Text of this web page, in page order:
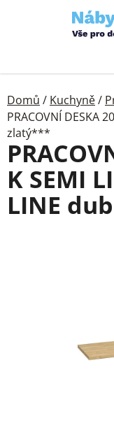
Domů / Kuchyně/
PRACOVNÍ DESKA
zlatý***
K SEMI
LINE